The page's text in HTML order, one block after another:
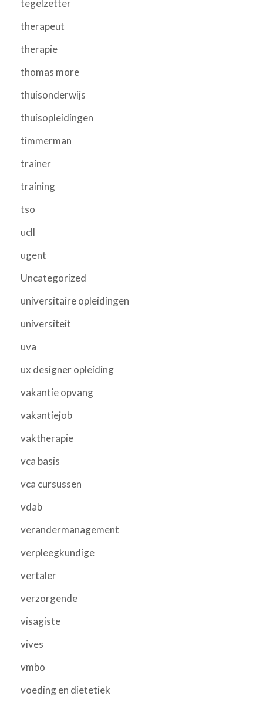
tegelzetter
therapeut
therapie
thomas more
thuisonderwijs
thuisopleidingen
timmerman
trainer
training
tso
ucll
ugent
Uncategorized
universitaire opleidingen
universiteit
uva
ux designer opleiding
vakantie opvang
vakantiejob
vaktherapie
vca basis
vca cursussen
vdab
verandermanagement
verpleegkundige
vertaler
verzorgende
visagiste
vives
vmbo
voeding en dietetiek